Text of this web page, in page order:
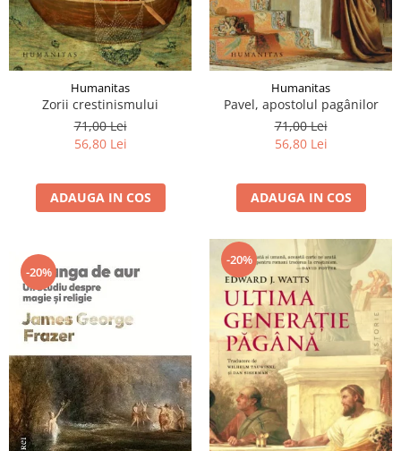
Humanitas
Zorii crestinismului
71,00 Lei
56,80 Lei
ADAUGA IN COS
Humanitas
Pavel, apostolul pagânilor
71,00 Lei
56,80 Lei
ADAUGA IN COS
-20%
-20%